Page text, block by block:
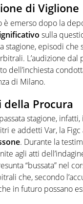
di Viglione
è emerso dopo la
sulla
stagione, episodi
L’audizione
dell’inchiesta
di Milano.
della Procura
stagione,
e addetti Var, la
. Durante la
agli atti
“bussata” nel
che, secondo
in futuro possano